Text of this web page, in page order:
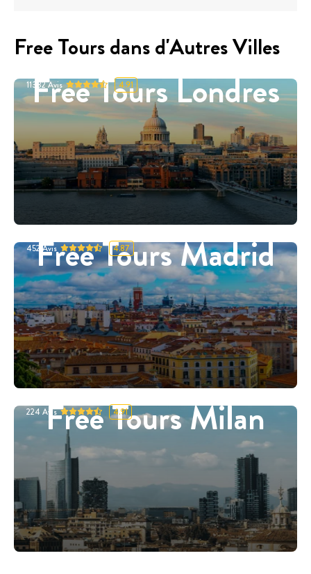
Free Tours dans d'Autres Villes
Free Tours Londres
11332Avis 4.91
Free Tours Madrid
452 Avis 4.87
Free Tours Milan
224 Avis 4.91